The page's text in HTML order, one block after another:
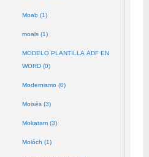
Moab (1)
moals (1)
MODELO PLANTILLA ADF EN
WORD (0)
Modernismo (0)
Moisés (3)
Mokatam (3)
Molóch (1)